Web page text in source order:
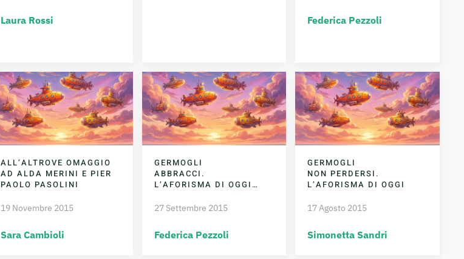
Laura Rossi Federica Pezzoli
ALL’ALTROVE OMAGGIO
AD ALDA MERINI E PIER
PAOLO PASOLINI
19 Novembre 2015
Sara Cambioli
GERMOGLI
ABBRACCI.
L’AFORISMA DI OGGI…
27 Settembre 2015
Federica Pezzoli
GERMOGLI
NON PERDERSI.
L’AFORISMA DI OGGI
17 Agosto 2015
Simonetta Sandri